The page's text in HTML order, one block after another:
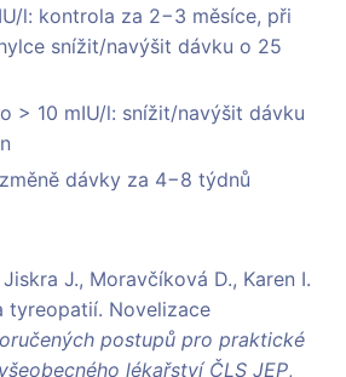
l: kontrola za 2−3 měsíce, při
snížit/navýšit dávku o 25
> 10 mIU/l: snížit/navýšit dávku
dávky za 4−8 týdnů
J., Moravčíková D., Karen I.
tyreopatií. Novelizace
postupů pro praktické
lékařství ČLS JEP,